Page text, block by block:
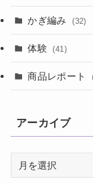
かぎ編み (32)
体験 (41)
商品レポート
アーカイブ